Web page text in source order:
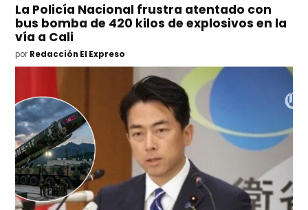
La Policía Nacional frustra atentado con
bus bomba de 420 kilos de explosivos en la
vía a Cali
por Redacción El Expreso